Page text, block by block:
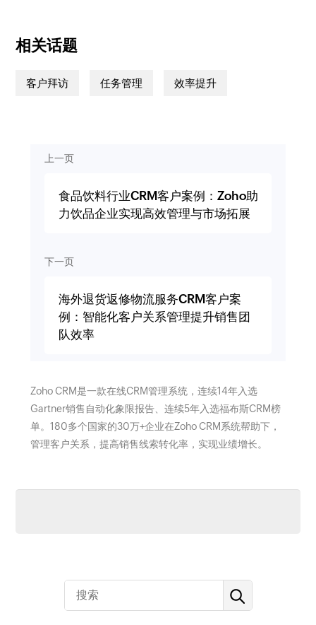
相关话题
客户拜访 任务管理 效率提升
上一页
食品饮料行业CRM客户案例：Zoho助
力饮品企业实现高效管理与市场拓展
下一页
海外退货返修物流服务CRM客户案
例：智能化客户关系管理提升销售团
队效率
Zoho CRM是一款在线CRM管理系统，连续14年入选
Gartner销售自动化象限报告、连续5年入选福布斯CRM榜
单。180多个国家的30万+企业在Zoho CRM系统帮助下，
管理客户关系，提高销售线索转化率，实现业绩增长。